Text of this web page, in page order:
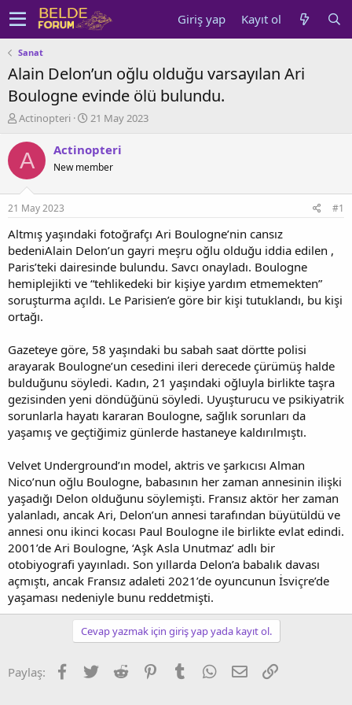
Giriş yap Kayıt ol
Sanat
Alain Delon’un oğlu olduğu varsayılan Ari
Boulogne evinde ölü bulundu.
K
n
u
y
b
a
ş
a
t
a
n
Actinopteri
B
ş
a
ç
t
a
r
i
h
21 May 2023
A Actinopteri
New member
21 May 2023 #1
Altmış yaşındaki fotoğrafçı Ari Boulogne’nin cansız
bedeniAlain Delon’un gayri meşru oğlu olduğu iddia edilen ,
Paris’teki dairesinde bulundu. Savcı onayladı. Boulogne
hemiplejikti ve “tehlikedeki bir kişiye yardım etmemekten”
soruşturma açıldı. Le Parisien’e göre bir kişi tutuklandı, bu kişi
ortağı.
Gazeteye göre, 58 yaşındaki bu sabah saat dörtte polisi
arayarak Boulogne’un cesedini ileri derecede çürümüş halde
bulduğunu söyledi. Kadın, 21 yaşındaki oğluyla birlikte taşra
gezisinden yeni döndüğünü söyledi. Uyuşturucu ve psikiyatrik
sorunlarla hayatı kararan Boulogne, sağlık sorunları da
yaşamış ve geçtiğimiz günlerde hastaneye kaldırılmıştı.
Velvet Underground’ın model, aktris ve şarkıcısı Alman
Nico’nun oğlu Boulogne, babasının her zaman annesinin ilişki
yaşadığı Delon olduğunu söylemişti. Fransız aktör her zaman
yalanladı, ancak Ari, Delon’un annesi tarafından büyütüldü ve
annesi onu ikinci kocası Paul Boulogne ile birlikte evlat edindi.
2001’de Ari Boulogne, ‘Aşk Asla Unutmaz’ adlı bir
otobiyografi yayınladı. Son yıllarda Delon’a babalık davası
açmıştı, ancak Fransız adaleti 2021’de oyuncunun İsviçre’de
yaşaması nedeniyle bunu reddetmişti.
Cevap yazmak için giriş yap yada kayıt ol.
Paylaş: Facebook
TwitterReddit PinterestTumblrWhatsApp
E-postaLink